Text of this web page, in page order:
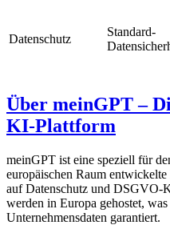
Datenschutz
Standard-
Über meinGPT –
KI-Plattform
meinGPT ist eine speziell für
europäischen Raum
auf Datenschutz und DSGVO-
werden in Europa gehostet,
Unternehmensdaten garantiert.